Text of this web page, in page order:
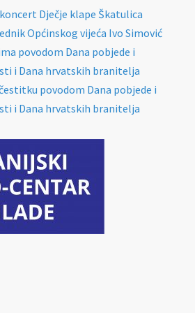
Dječje klape Škatulica
Općinskog vijeća Ivo Simović
povodom Dana pobjede i
i Dana hrvatskih branitelja
povodom Dana pobjede i
i Dana hrvatskih branitelja